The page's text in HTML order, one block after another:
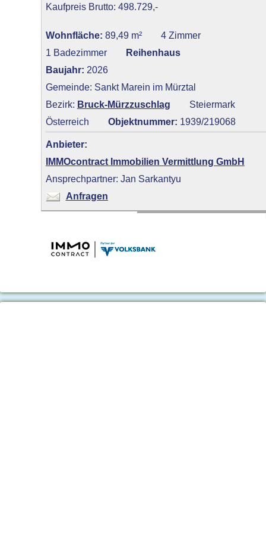
Kaufpreis Brutto: 498.729,-
Wohnfläche: 89,49 m²
4 Zimmer
1 Badezimmer
Reihenhaus
Baujahr: 2026
Gemeinde: Sankt Marein im Mürztal
Bezirk: Bruck-Mürzzuschlag
Steiermark
Österreich
Objektnummer: 1939/219068
Anbieter:
IMMOcontract Immobilien Vermittlung GmbH
Ansprechpartner: Jan Sarkantyu
Anfragen